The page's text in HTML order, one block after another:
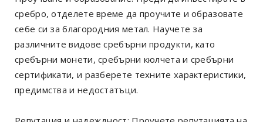
сребро, отделете време да проучите и образовате
себе си за благородния метал. Научете за
различните видове сребърни продукти, като
сребърни монети, сребърни кюлчета и сребърни
сертификати, и разберете техните характеристики,
предимства и недостатъци.